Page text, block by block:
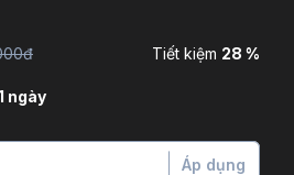
Tiết kiệm 28 %
ngày
Áp dụng